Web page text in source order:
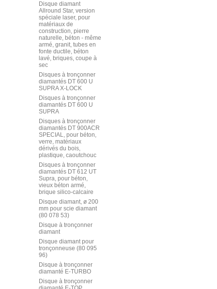
Disque diamant
Allround Star, version
spéciale laser, pour
matériaux de
construction, pierre
naturelle, béton - même
armé, granit, tubes en
fonte ductile, béton
lavé, briques, coupe à
sec
Disques à tronçonner
diamantés DT 600 U
SUPRA X-LOCK
Disques à tronçonner
diamantés DT 600 U
SUPRA
Disques à tronçonner
diamantés DT 900ACR
SPECIAL, pour béton,
verre, matériaux
dérivés du bois,
plastique, caoutchouc
Disques à tronçonner
diamantés DT 612 UT
Supra, pour béton,
vieux béton armé,
brique silico-calcaire
Disque diamant, ø 200
mm pour scie diamant
(80 078 53)
Disque à tronçonner
diamant
Disque diamant pour
tronçonneuse (80 095
96)
Disque à tronçonner
diamanté E-TURBO
Disque à tronçonner